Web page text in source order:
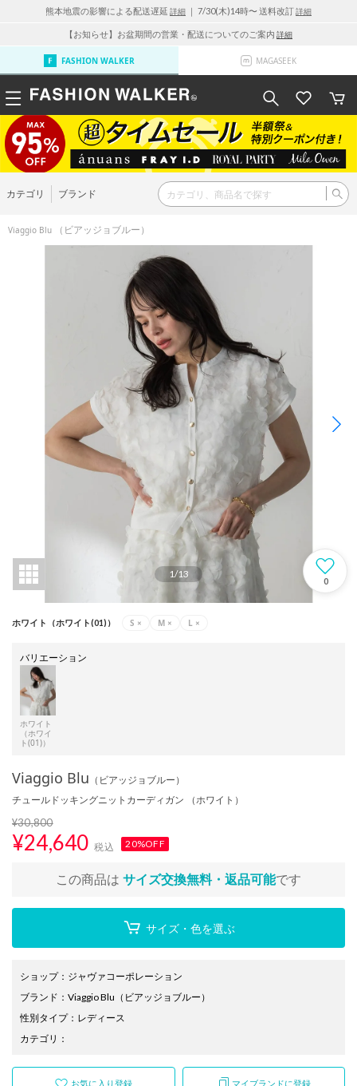
熊本地震の影響による配送遅延 詳細 ｜ 7/30(木)14時〜 送料改訂詳細
【お知らせ】お盆期間の営業・配送についてのご案内 詳細
FASHION WALKER MAGASEEK
カテゴリ ブランド
Viaggio Blu （ビアッジョブルー）
1/13
0
ホワイト（ホワイト(01)） S × M × L ×
バリエーション
ホワイト
（ホワイ
ト(01)）
Viaggio Blu （ビアッジョブルー）
チュールドッキングニットカーディガン （ホワイト）
¥30,800
¥24,640 税込 20%OFF
この商品は サイズ交換無料・返品可能です
サイズ・色を選ぶ
ショップ： ジャヴァコーポレーション
ブランド ： Viaggio Blu （ビアッジョブルー）
性別タイプ： レディース
カテゴリ ：
お気に入り登録 マイブランドに登録